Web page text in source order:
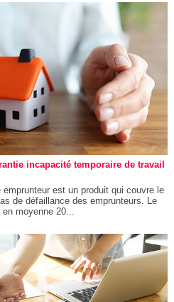
incapacité temporaire de travail
emprunteur est un produit qui couvre le
de défaillance des emprunteurs. Le
en moyenne 20...